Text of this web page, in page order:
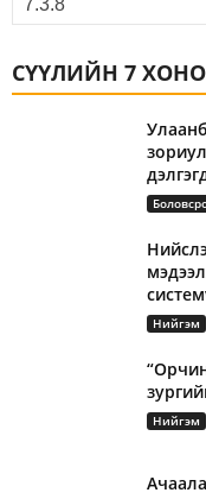
СҮҮЛИЙН 7
Нийгэм
Нийгэм